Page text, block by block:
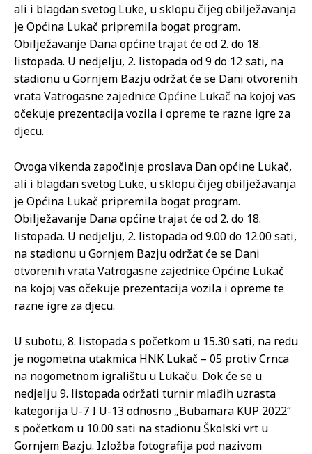
ali i blagdan svetog Luke, u sklopu čijeg obilježavanja
je Općina Lukač pripremila bogat program.
Obilježavanje Dana općine trajat će od 2. do 18.
listopada. U nedjelju, 2. listopada od 9 do 12 sati, na
stadionu u Gornjem Bazju održat će se Dani otvorenih
vrata Vatrogasne zajednice Općine Lukač na kojoj vas
očekuje prezentacija vozila i opreme te razne igre za
djecu.
Ovoga vikenda započinje proslava Dan općine Lukač,
ali i blagdan svetog Luke, u sklopu čijeg obilježavanja
je Općina Lukač pripremila bogat program.
Obilježavanje Dana općine trajat će od 2. do 18.
listopada. U nedjelju, 2. listopada od 9.00 do 12.00 sati,
na stadionu u Gornjem Bazju održat će se Dani
otvorenih vrata Vatrogasne zajednice Općine Lukač
na kojoj vas očekuje prezentacija vozila i opreme te
razne igre za djecu.
U subotu, 8. listopada s početkom u 15.30 sati, na redu
je nogometna utakmica HNK Lukač – 05 protiv Crnca
na nogometnom igralištu u Lukaču. Dok će se u
nedjelju 9. listopada održati turnir mlađih uzrasta
kategorija U-7 I U-13 odnosno „Bubamara KUP 2022“
s početkom u 10.00 sati na stadionu Školski vrt u
Gornjem Bazju. Izložba fotografija pod nazivom